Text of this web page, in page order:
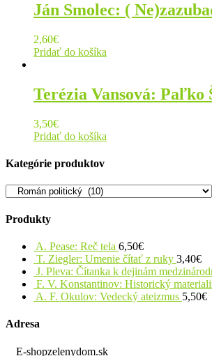
Ján Smolec: (
2,60€
Pridať do košíka
Terézia Vansová: Paľko
3,50€
Pridať do košíka
Kategórie produktov
Produkty
A. Pease: Reč tela 6,50€
T. Ziegler: Umenie čítať z ruky 3,40€
J. Pleva: Čítanka k dejinám
F. V. Konstantinov: Historický
A. F. Okulov: Vedecký ateizmus 5,50€
Adresa
E-shopzelenydom.sk